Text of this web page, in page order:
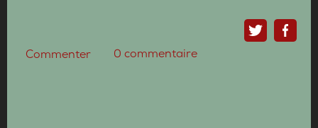
0 commentaire
Commenter